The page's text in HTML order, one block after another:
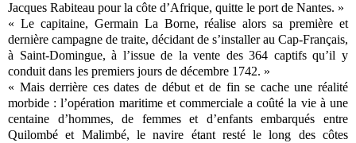
Jacques Rabiteau pour la côte d’Afrique, quitte le port de Nantes. »
« Le capitaine, Germain La Borne, réalise alors sa première et
dernière campagne de traite, décidant de s’installer au Cap-Français,
à Saint-Domingue, à l’issue de la vente des 364 captifs qu’il y
conduit dans les premiers jours de décembre 1742. »
« Mais derrière ces dates de début et de fin se cache une réalité
morbide : l’opération maritime et commerciale a coûté la vie à une
centaine d’hommes, de femmes et d’enfants embarqués entre
Quilombé et Malimbé, le navire étant resté le long des côtes